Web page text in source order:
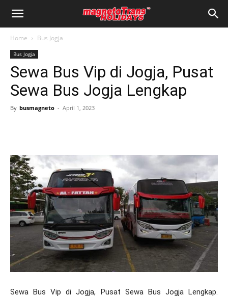
Home Bus Jogja
Bus Jogja
Sewa Bus Vip di Jogja, Pusat
Sewa Bus Jogja Lengkap
By busmagneto - April 1, 2023
Sewa Bus Vip di Jogja, Pusat Sewa Bus Jogja Lengkap.